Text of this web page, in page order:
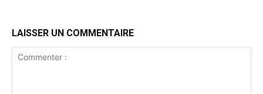
LAISSER UN COMMENTAIRE